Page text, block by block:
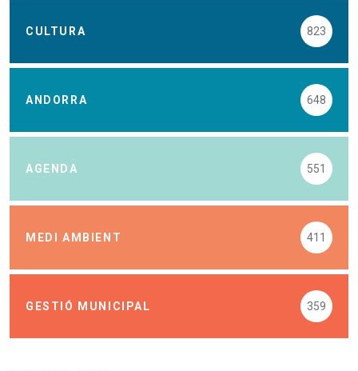
CULTURA 823
ANDORRA 648
AGENDA 551
MEDI AMBIENT 411
GESTIÓ MUNICIPAL 359